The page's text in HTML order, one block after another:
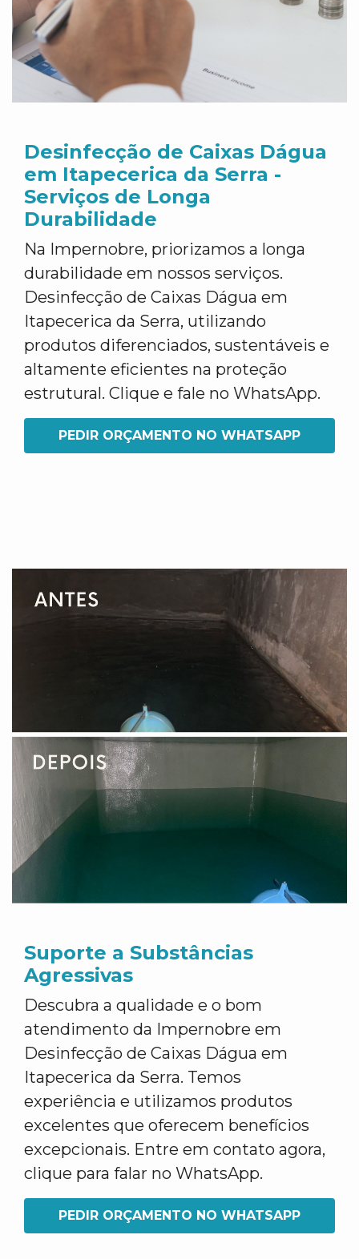
Desinfecção de Caixas Dágua
em Itapecerica da Serra -
Serviços de Longa
Durabilidade
Na Impernobre, priorizamos a longa
durabilidade em nossos serviços.
Desinfecção de Caixas Dágua em
Itapecerica da Serra, utilizando
produtos diferenciados, sustentáveis e
altamente eficientes na proteção
estrutural. Clique e fale no WhatsApp.
PEDIR ORÇAMENTO NO WHATSAPP
Suporte a Substâncias
Agressivas
Descubra a qualidade e o bom
atendimento da Impernobre em
Desinfecção de Caixas Dágua em
Itapecerica da Serra. Temos
experiência e utilizamos produtos
excelentes que oferecem benefícios
excepcionais. Entre em contato agora,
clique para falar no WhatsApp.
PEDIR ORÇAMENTO NO WHATSAPP